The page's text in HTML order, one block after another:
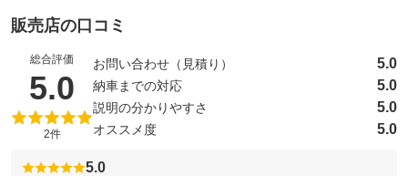
販売店の口コミ
総合評価
5.0 （5点満点中）
2件
お問い合わせ（見積り） 5.0
納車までの対応 5.0
説明の分かりやすさ 5.0
オススメ度 5.0
5.0